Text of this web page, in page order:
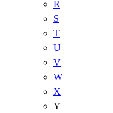
R
S
T
U
V
W
X
Y